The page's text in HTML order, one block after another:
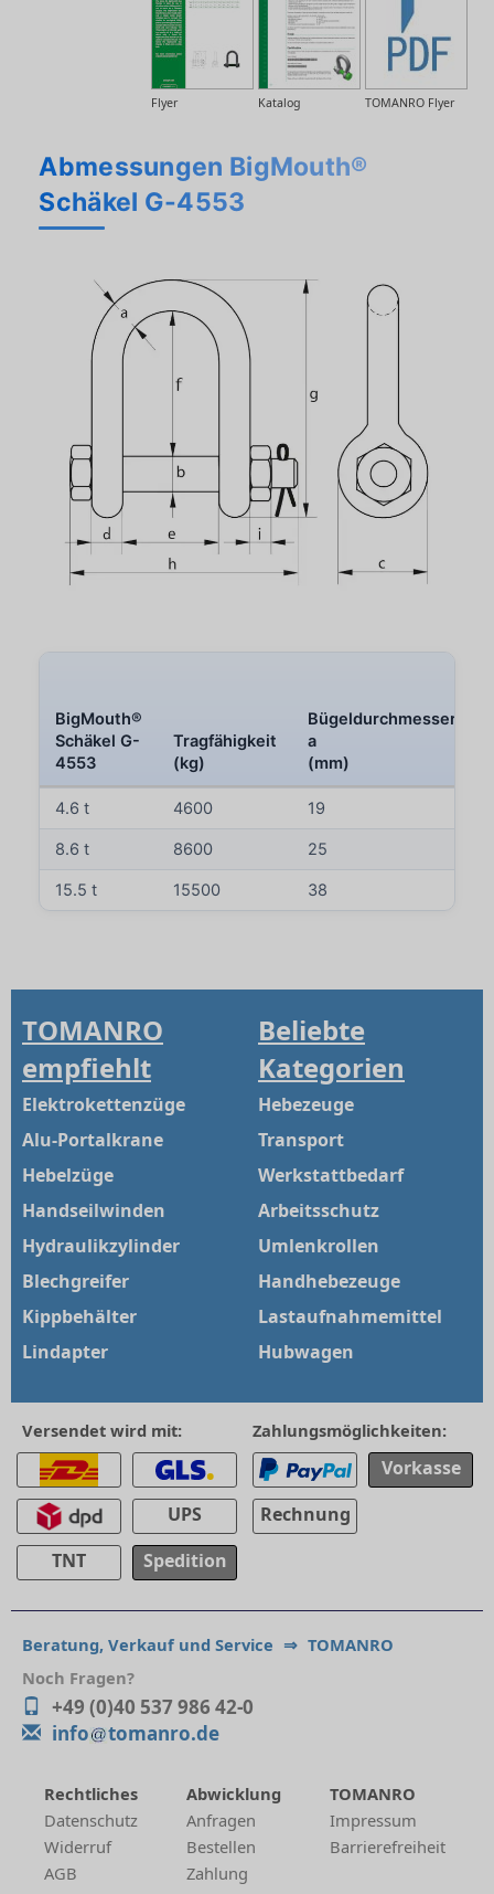
TOMANRO Flyer
Katalog
Flyer
Abmessungen BigMouth®
Schäkel G-4553
BigMouth®
Schäkel G-
4553
Tragfähigkeit
(kg)
Bügeldurchmesser
a
(mm)
4.6 t 4600 19
8.6 t 8600 25
15.5 t 15500 38
TOMANRO
empfiehlt
Elektrokettenzüge
Alu-Portalkrane
Hebelzüge
Handseilwinden
Hydraulikzylinder
Blechgreifer
Kippbehälter
Lindapter
Beliebte
Kategorien
Hebezeuge
Transport
Werkstattbedarf
Arbeitsschutz
Umlenkrollen
Handhebezeuge
Lastaufnahmemittel
Hubwagen
Versendet wird mit:
UPS
TNT
Spedition
Zahlungsmöglichkeiten:
Vorkasse
Rechnung
Beratung, Verkauf und Service ⇒ TOMANRO
Noch Fragen?
+49 (0)40 537 986 42-0
info
tomanro.de
Rechtliches
Datenschutz
Widerruf
AGB
Abwicklung
Anfragen
Bestellen
Zahlung
TOMANRO
Impressum
Barrierefreiheit